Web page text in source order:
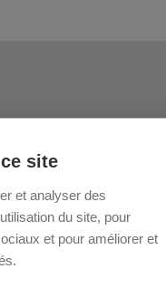
site
et analyser des
du site, pour
et pour améliorer et